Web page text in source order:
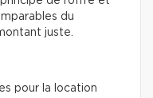
du
juste.
pour la location